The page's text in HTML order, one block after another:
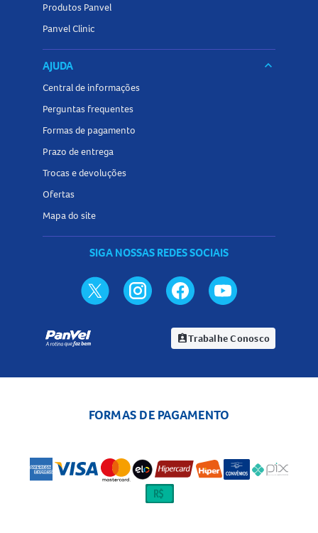
Produtos Panvel
Panvel Clinic
AJUDA keyboard_arrow_down
Central de informações
Perguntas frequentes
Formas de pagamento
Prazo de entrega
Trocas e devoluções
Ofertas
Mapa do site
SIGA NOSSAS REDES SOCIAIS
assignment_indTrabalhe Conosco
FORMAS DE PAGAMENTO